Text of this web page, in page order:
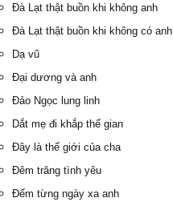
Đà Lạt thật buồn khi không anh
Đà Lạt thật buồn khi không có anh
Dạ vũ
Đại dương và anh
Đảo Ngọc lung linh
Dắt mẹ đi khắp thế gian
Đây là thế giới của cha
Đêm trăng tình yêu
Đếm từng ngày xa anh